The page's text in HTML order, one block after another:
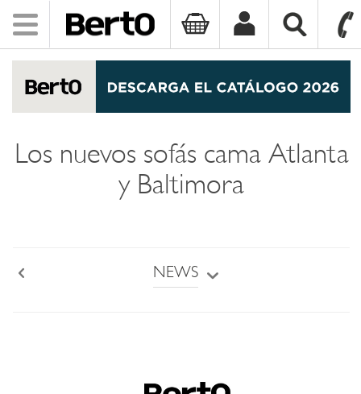
Toggle
navigation
Los nuevos sofás cama Atlanta
y Baltimora
NEWS